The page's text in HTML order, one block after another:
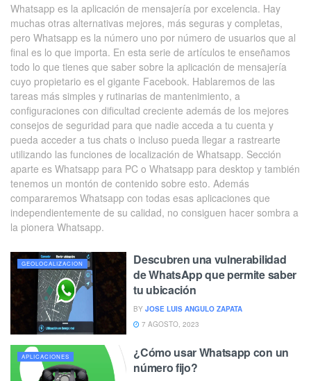
Whatsapp es la aplicación de mensajería por excelencia. Hay
muchas otras alternativas mejores, más seguras y completas,
pero Whatsapp es la número uno por número de usuarios que al
final es lo que importa. En esta serie de artículos te enseñamos
todo lo que tienes que saber sobre la aplicación de mensajería
cuyo propietario es el gigante Facebook. Hablaremos de las
tareas más simples y rutinarias de mantenimiento, a
configuraciones con dificultad creciente además de los mejores
consejos de seguridad para que nadie acceda a tu cuenta y
pueda acceder a tus chats o incluso pueda llegar a rastrearte
utilizando las funciones de localización de Whatsapp. Sección
aparte es Whatsapp para PC o Whatsapp para desktop y también
tenemos un montón de contenido sobre esto. Además
compararemos Whatsapp con todas esas aplicaciones que
independientemente de su calidad, no consiguen hacer sombra a
la pionera Whatsapp.
GEOLOCALIZACION
Descubren una vulnerabilidad
de WhatsApp que permite saber
tu ubicación
BY JOSE LUIS ANGULO ZAPATA
7 AGOSTO, 2023
APLICACIONES
¿Cómo usar Whatsapp con un
número fijo?